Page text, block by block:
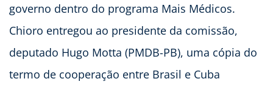
governo dentro do programa Mais Médicos.
Chioro entregou ao presidente da comissão,
deputado Hugo Motta (PMDB-PB), uma cópia do
termo de cooperação entre Brasil e Cuba